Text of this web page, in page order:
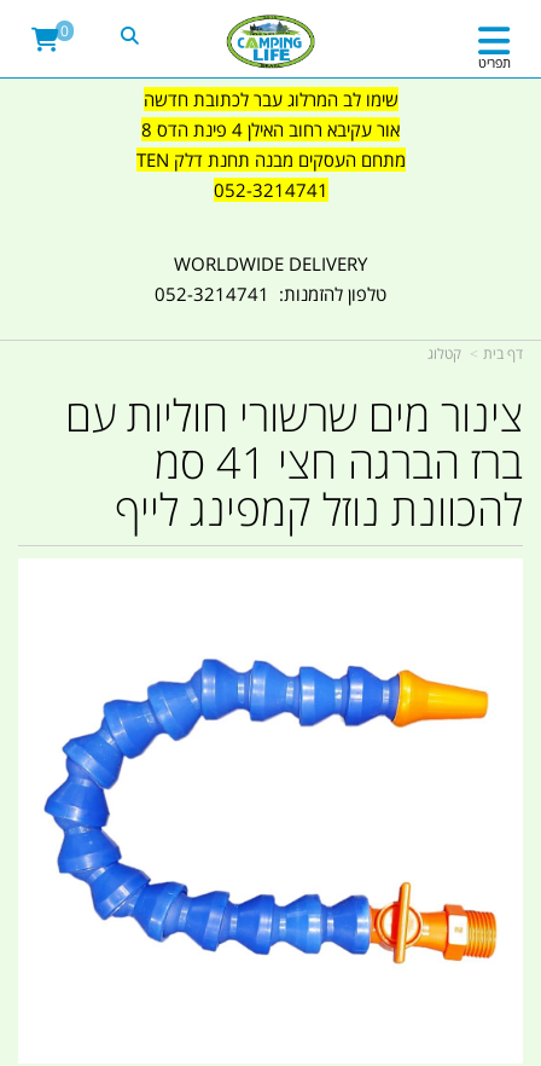
שימו לב המרלוג עבר לכתובת חדשה
אור עקיבא רחוב האילן 4 פינת הדס 8
מתחם העסקים מבנה תחנת דלק TEN
052-3214741
WORLDWIDE DELIVERY
טלפון להזמנות: 052-3214741
תפריט
0
דף בית קטלוג
צינור מים שרשורי חוליות עם
ברז הברגה חצי 41 סמ
להכוונת נוזל קמפינג לייף